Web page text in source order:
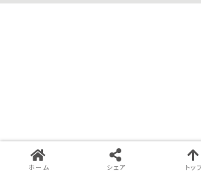
ホーム シェア トッ